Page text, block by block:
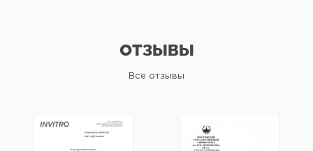
ОТЗЫВЫ
Все отзывы